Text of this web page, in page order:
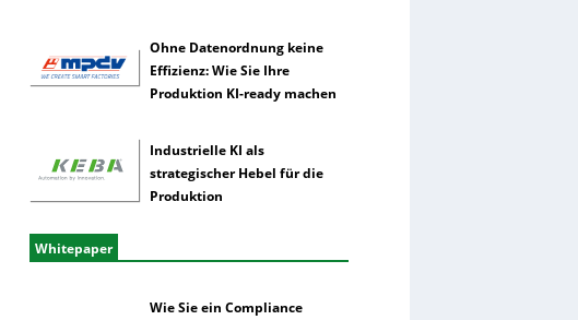
Ohne Datenordnung keine
Effizienz: Wie Sie Ihre
Produktion KI-ready machen
Industrielle KI als
strategischer Hebel für die
Produktion
Whitepaper
Wie Sie ein Compliance